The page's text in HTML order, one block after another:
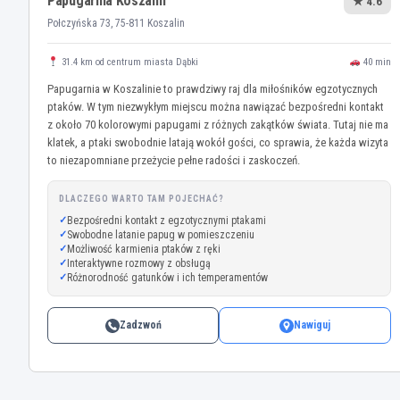
Połczyńska 73, 75-811 Koszalin
31.4 km od centrum miasta Dąbki 40 min
Papugarnia w Koszalinie to prawdziwy raj dla miłośników egzotycznych
ptaków. W tym niezwykłym miejscu można nawiązać bezpośredni kontakt
z około 70 kolorowymi papugami z różnych zakątków świata. Tutaj nie ma
klatek, a ptaki swobodnie latają wokół gości, co sprawia, że każda wizyta
to niezapomniane przeżycie pełne radości i zaskoczeń.
DLACZEGO WARTO TAM POJECHAĆ?
Bezpośredni kontakt z egzotycznymi ptakami
Swobodne latanie papug w pomieszczeniu
Możliwość karmienia ptaków z ręki
Interaktywne rozmowy z obsługą
Różnorodność gatunków i ich temperamentów
Zadzwoń Nawiguj